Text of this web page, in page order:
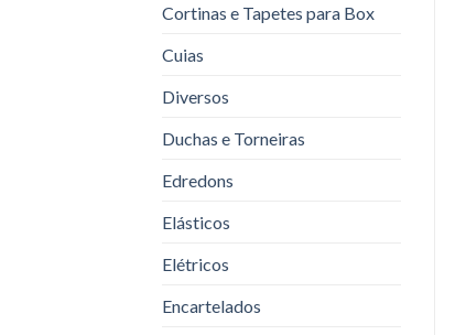
TOALHAS
Cortinas e Tapetes para Box
Cuias
Diversos
Duchas e Torneiras
Edredons
Elásticos
Elétricos
Encartelados